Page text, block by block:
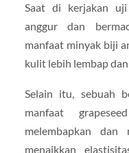
Saat di kerjakan
anggur dan
manfaat minyak biji
kulit lebih lembap
Selain itu, sebuah
manfaat
melembapkan dan
menaikkan